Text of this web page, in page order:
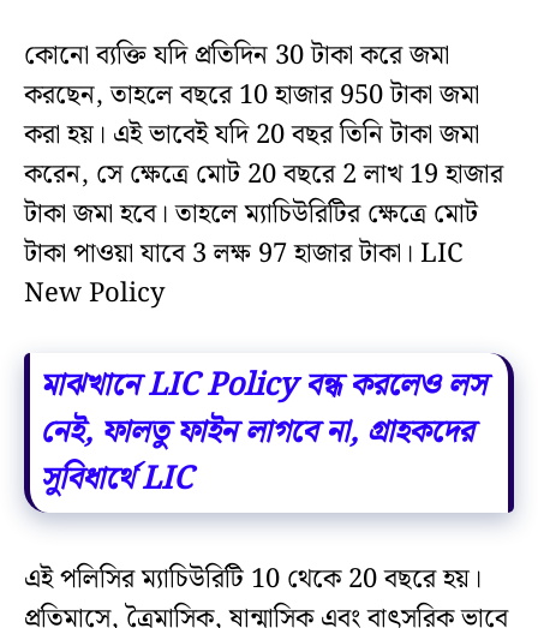
কোনো ব্যক্তি যদি প্রতিদিন 30 টাকা করে জমা
করছেন, তাহলে বছরে 10 হাজার 950 টাকা জমা
করা হয়। এই ভাবেই যদি 20 বছর তিনি টাকা জমা
করেন, সে ক্ষেত্রে মোট 20 বছরে 2 লাখ 19 হাজার
টাকা জমা হবে। তাহলে ম্যাচিউরিটির ক্ষেত্রে মোট
টাকা পাওয়া যাবে 3 লক্ষ 97 হাজার টাকা। LIC
New Policy
মাঝখানে LIC Policy বন্ধ করলেও লস
নেই, ফালতু ফাইন লাগবে না, গ্রাহকদের
সুবিধার্থে LIC
এই পলিসির ম্যাচিউরিটি 10 থেকে 20 বছরে হয়।
প্রতিমাসে, ত্রৈমাসিক, ষান্মাসিক এবং বাৎসরিক ভাবে